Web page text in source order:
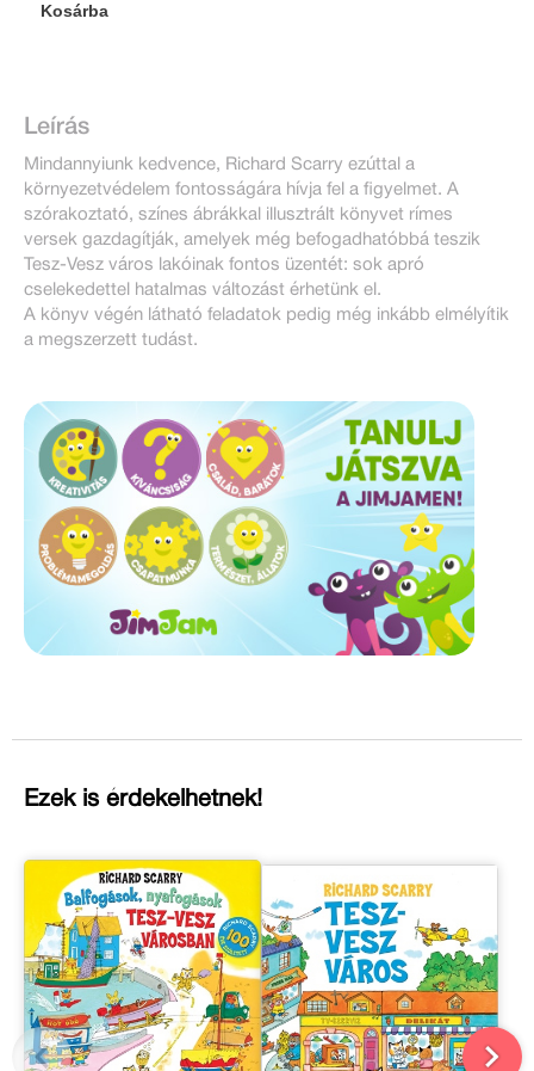
Kosárba
Leírás
Mindannyiunk kedvence, Richard Scarry ezúttal a
környezetvédelem fontosságára hívja fel a figyelmet. A
szórakoztató, színes ábrákkal illusztrált könyvet rímes
versek gazdagítják, amelyek még befogadhatóbbá teszik
Tesz-Vesz város lakóinak fontos üzentét: sok apró
cselekedettel hatalmas változást érhetünk el.
A könyv végén látható feladatok pedig még inkább elmélyítik
a megszerzett tudást.
Ezek is érdekelhetnek!